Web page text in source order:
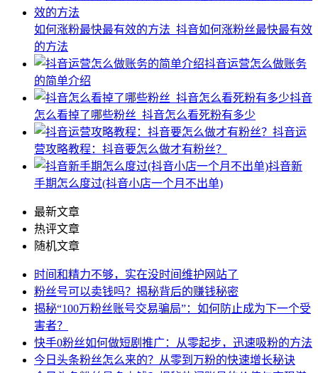
如何涨粉最快最有效的方法_抖音如何涨粉丝最快最有效
的方法
抖音运营怎么做账务
的简单介绍
抖音
怎么看掉了哪些粉丝_抖音怎么看死粉有多少
抖音运
营攻略教程：抖音要怎么做才有粉丝？
抖音新
手期怎么度过(抖音小店一个月不出单)
最新文章
热评文章
随机文章
时间和精力不够，实在没时间维护网站了
粉丝号可以卖钱吗？揭秘背后的赚钱秘密
揭秘“100万粉丝账号交易骗局”：如何防止成为下一个受
害者？
快手0粉丝如何做短剧推广：从零起步，迅速吸粉的方法
今日头条粉丝怎么来的？从零到万粉的快速增长秘诀